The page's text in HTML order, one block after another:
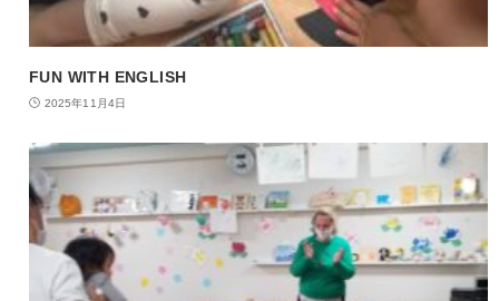
FUN WITH ENGLISH
2025年11月4日